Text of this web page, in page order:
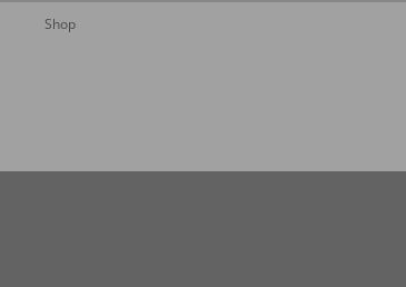
Shop